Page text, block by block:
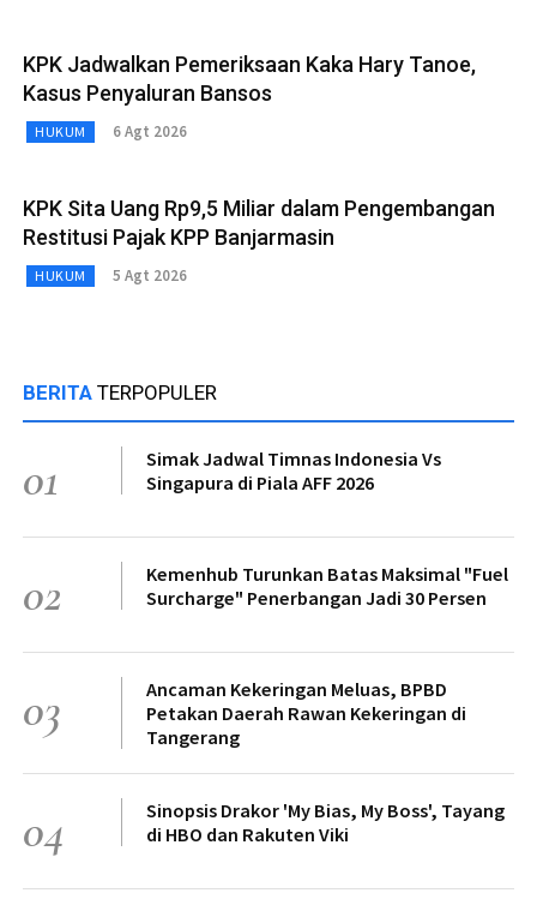
KPK Jadwalkan Pemeriksaan Kaka Hary Tanoe,
Kasus Penyaluran Bansos
HUKUM 6 Agt 2026
KPK Sita Uang Rp9,5 Miliar dalam Pengembangan
Restitusi Pajak KPP Banjarmasin
HUKUM 5 Agt 2026
BERITA TERPOPULER
01
Simak Jadwal Timnas Indonesia Vs
Singapura di Piala AFF 2026
02
Kemenhub Turunkan Batas Maksimal "Fuel
Surcharge" Penerbangan Jadi 30 Persen
03
Ancaman Kekeringan Meluas, BPBD
Petakan Daerah Rawan Kekeringan di
Tangerang
04
Sinopsis Drakor 'My Bias, My Boss', Tayang
di HBO dan Rakuten Viki